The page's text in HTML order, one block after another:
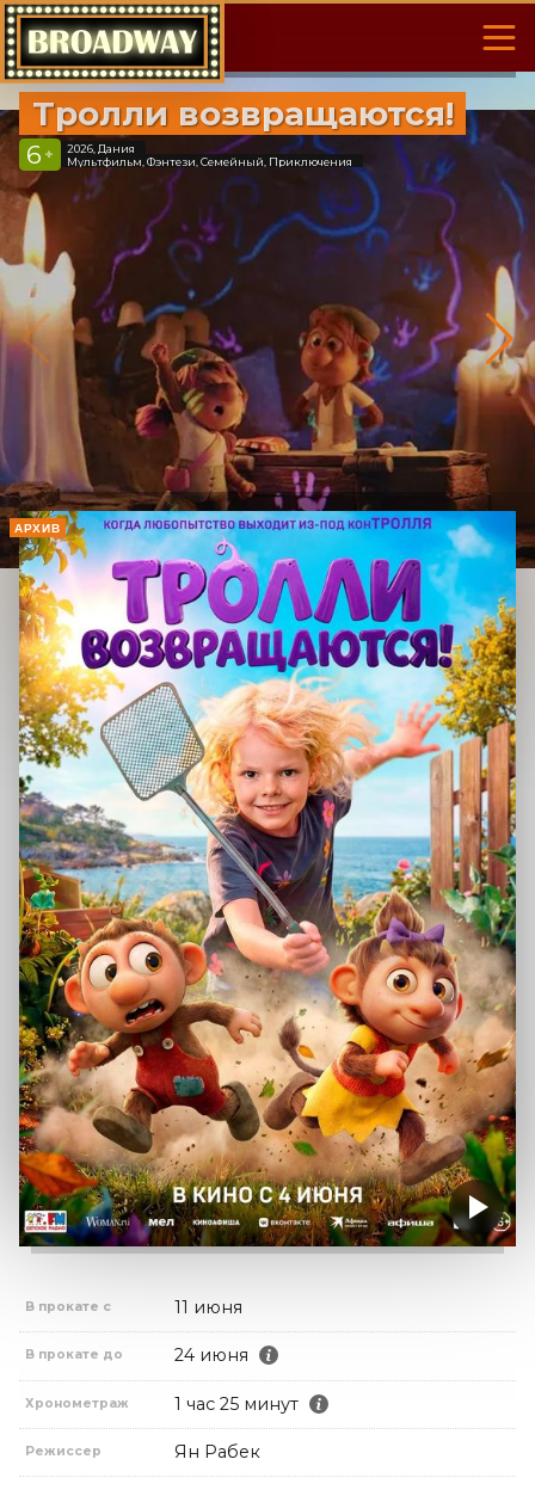
Тролли возвращаются!
6 +
2026, Дания
Мультфильм, Фэнтези, Семейный, Приключения
АРХИВ
В прокате с 11 июня
В прокате до 24 июня
Хронометраж 1 час 25 минут
Режиссер Ян Рабек